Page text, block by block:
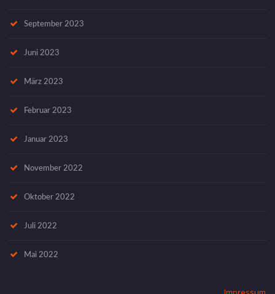
September 2023
Juni 2023
März 2023
Februar 2023
Januar 2023
November 2022
Oktober 2022
Juli 2022
Mai 2022